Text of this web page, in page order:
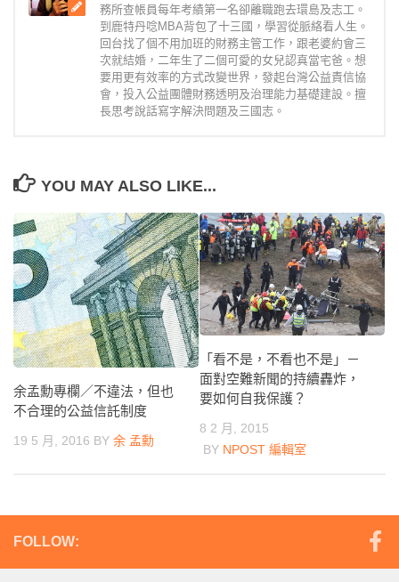
務所查帳員每年考績第一名卻離職跑去環島及志工。
到鹿特丹唸MBA背包了十三國，學習從脈絡看人生。
回台找了個不用加班的財務主管工作，跟老婆約會三
次就結婚，二年生了二個可愛的女兒認真當宅爸。想
要用更有效率的方式改變世界，發起台灣公益責信協
會，投入公益團體財務透明及治理能力基礎建設。擅
長思考說話寫字解決問題及三國志。
YOU MAY ALSO LIKE...
余孟勳專欄／不違法，但也
不合理的公益信託制度
19 5 月, 2016 BY 余 孟勳
「看不是，不看也不是」－
面對空難新聞的持續轟炸，
要如何自我保護？
8 2 月, 2015
BY NPOST 編輯室
FOLLOW: